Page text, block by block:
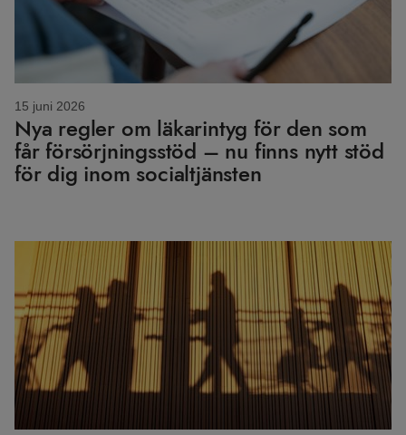
15 juni 2026
Nya regler om läkarintyg för den som
får försörjningsstöd – nu finns nytt stöd
för dig inom socialtjänsten